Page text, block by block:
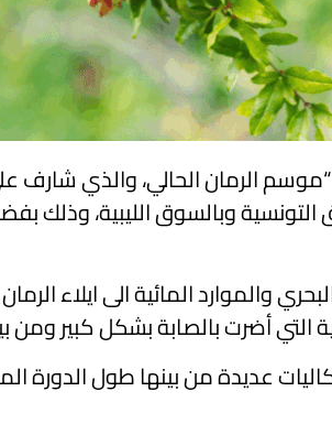
الرمان الحالي، والذي شارف
مختلف الأسواق التونسية وبالسوق
والموارد المائية الى ايلاء
أضرت بالصابة بشكل كبير ومن
عديدة من بينها طول الدورة